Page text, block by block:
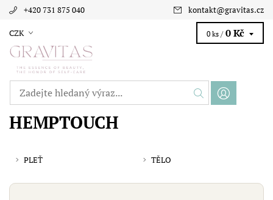
+420 731 875 040 kontakt@gravitas.cz
CZK 0 ks / 0 Kč
HEMPTOUCH
PLEŤ TĚLO